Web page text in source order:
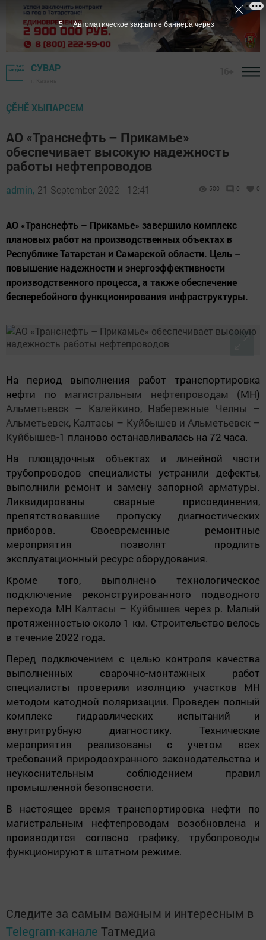
СУВАР
ÇӖНӖ ХЫПАРСЕМ
АО «Транснефть – Прикамье»
обеспечивает высокую надежность
работы нефтепроводов
admin, 21 September 2022 - 12:41 500 0 0
АО «Транснефть – Прикамье» завершило комплекс
плановых работ на производственных объектах в
Республике Татарстан и Самарской области. Цель –
повышение надежности и энергоэффективности
производственного процесса, а также обеспечение
бесперебойного функционирования инфраструктуры.
На период выполнения работ транспортировка
нефти по магистральным нефтепроводам (МН)
Альметьевск – Калейкино, Набережные Челны –
Альметьевск, Калтасы – Куйбышев и Альметьевск –
Куйбышев-1 планово останавливалась на 72 часа.
На площадочных объектах и линейной части
трубопроводов специалисты устранили дефекты,
выполнили ремонт и замену запорной арматуры.
Ликвидированы сварные присоединения,
препятствовавшие пропуску диагностических
приборов. Своевременные ремонтные
мероприятия позволят продлить
эксплуатационный ресурс оборудования.
Кроме того, выполнено технологическое
подключение реконструированного подводного
перехода МН Калтасы – Куйбышев через р. Малый
протяженностью около 1 км. Строительство велось
в течение 2022 года.
Перед подключением с целью контроля качества
выполненных сварочно-монтажных работ
специалисты проверили изоляцию участков МН
методом катодной поляризации. Проведен полный
комплекс гидравлических испытаний и
внутритрубную диагностику. Технические
мероприятия реализованы с учетом всех
требований природоохранного законодательства и
неукоснительным соблюдением правил
промышленной безопасности.
В настоящее времятранспортировка нефти по
магистральным нефтепроводам возобновлена и
производится согласно графику, трубопроводы
функционируют в штатном режиме.
Следите за самым важным и интересным в
Telegram-канале Татмедиа
5 Автоматическое закрытие баннера через